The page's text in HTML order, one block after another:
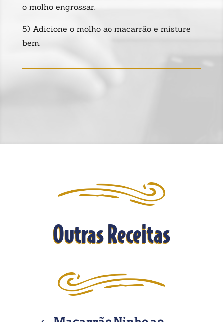
o molho engrossar.
5) Adicione o molho ao macarrão e misture
bem.
Outras Receitas